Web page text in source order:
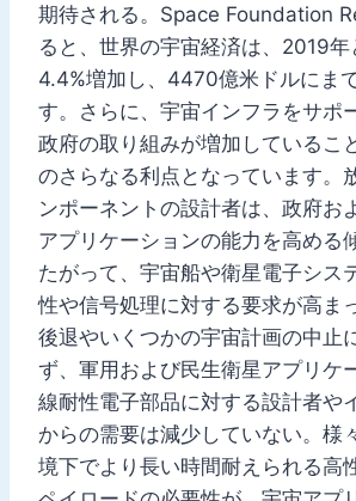
期待される。Space Foundation
ると、世界の宇宙経済は、2019年
4.4%増加し、4470億米ドルにま
す。さらに、宇宙インフラをサポ
政府の取り組みが増加しているこ
のさらなる利点となっています。
ンポーネントの設計者は、政府お
アプリケーションの能力を高める
たがって、宇宙船や衛星電子シス
性や信号処理に対する要求が高ま
後退やいくつかの宇宙計画の中止
ず、軍用および民生衛星アプリケ
線耐性電子部品に対する設計者や
からの需要は減少していない。様
境下でより長い時間耐えられる高